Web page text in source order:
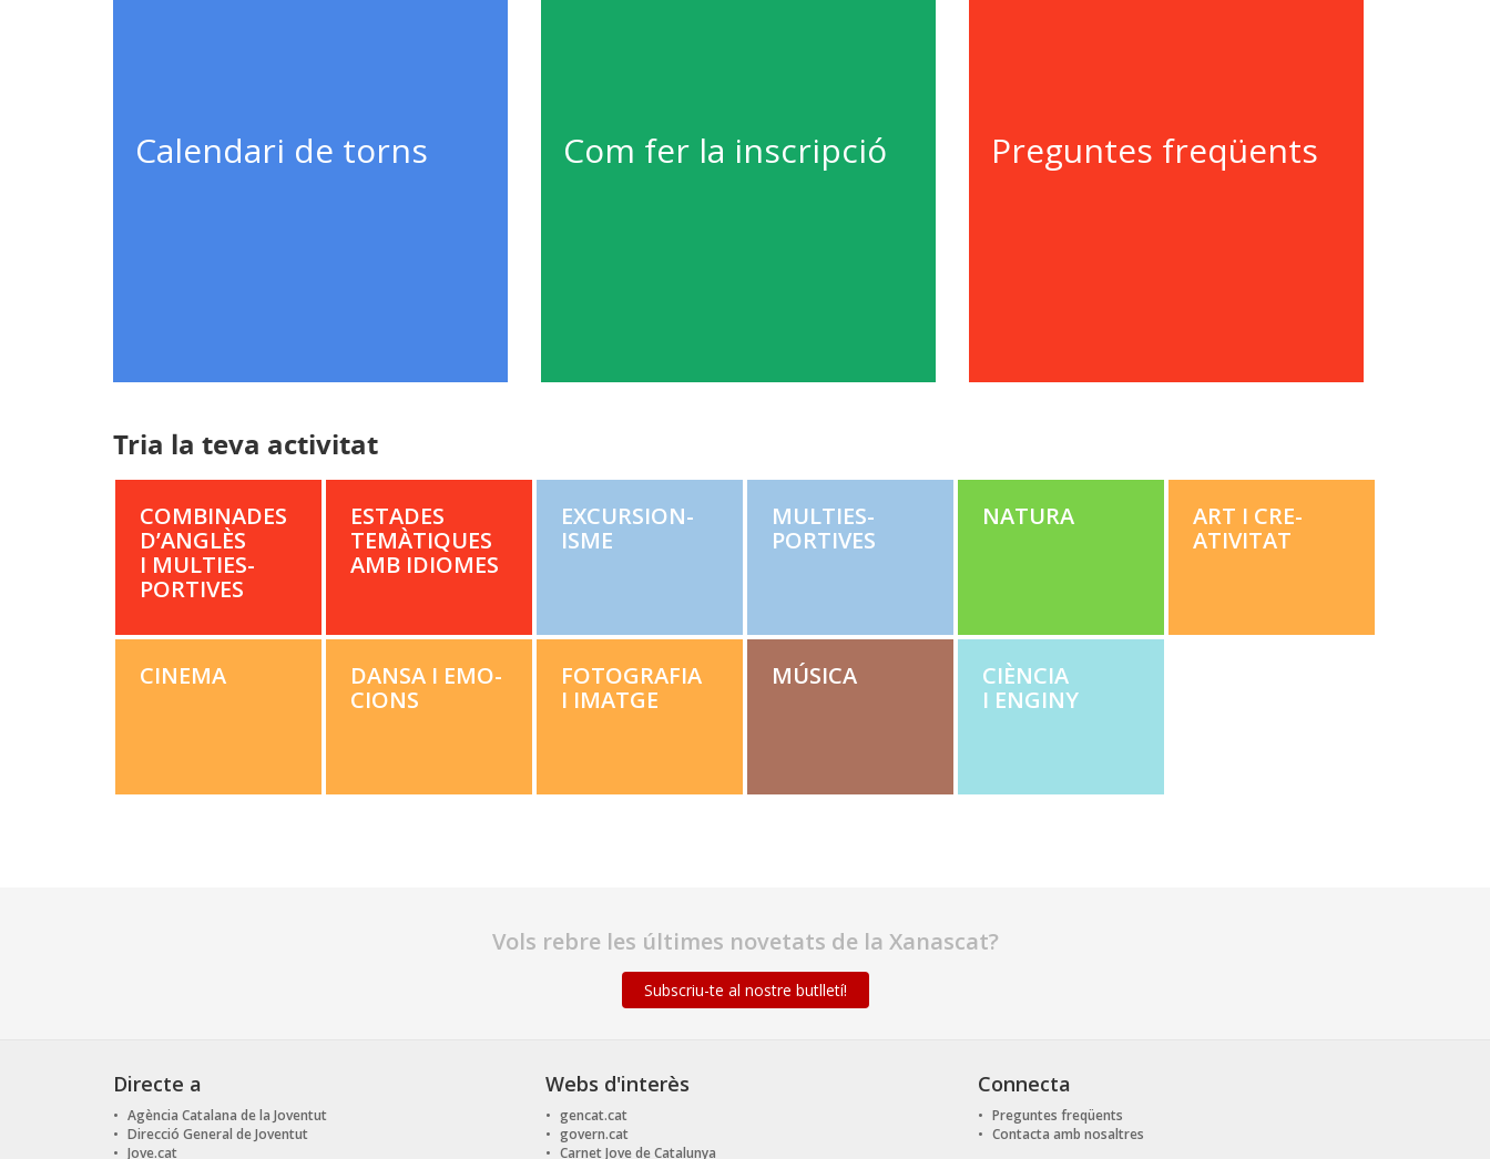
Calendari de torns Com fer la inscripció Preguntes freqüents
Tria la teva activitat
COM­BI­NADES
D’ANGLÈS
I MUL­TI­ES­
PORTIVES
ESTADES
TEMÀ­TIQUES
AMB IDIOMES
EXCUR­SION­
ISME
MUL­TI­ES­
PORTIVES
NATU­RA
ART I CRE­
ATIV­I­TAT
CIN­E­MA
DANSA I EMO­
CIONS
FOTOGRAFIA
I IMATGE
MÚSI­CA
CIÈN­CIA
I ENGINY
Vols rebre les últimes novetats de la Xanascat?
Subscriu-te al nostre butlletí!
Directe a
Agència Catalana de la Joventut
Direcció General de Joventut
Jove.cat
Webs d'interès
gencat.cat
govern.cat
Carnet Jove de Catalunya
Connecta
Preguntes freqüents
Contacta amb nosaltres